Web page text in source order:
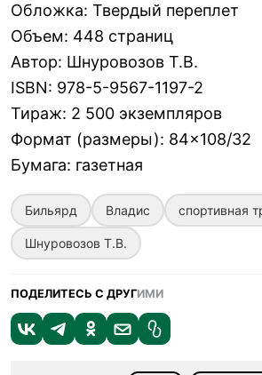
Обложка: Твердый переплет
Объем: 448 страниц
Автор: Шнуровозов Т.В.
ISBN: 978-5-9567-1197-2
Тираж: 2 500 экземпляров
Формат (размеры): 84×108/32
Бумага: газетная
Бильярд Владис спортивная
Шнуровозов Т.В.
ПОДЕЛИТЕСЬ С ДРУГИМИ